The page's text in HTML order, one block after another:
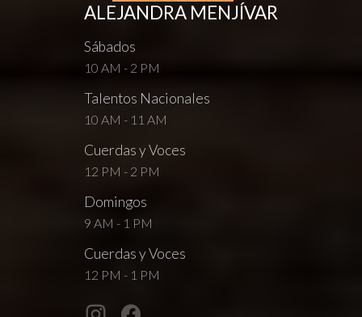
ALEJANDRA MENJÍVAR
Sábados
10 AM - 2 PM
Talentos Nacionales
10 AM - 11 AM
Cuerdas y Voces
12 PM - 2 PM
Domingos
9 AM - 1 PM
Cuerdas y Voces
12 PM - 1 PM